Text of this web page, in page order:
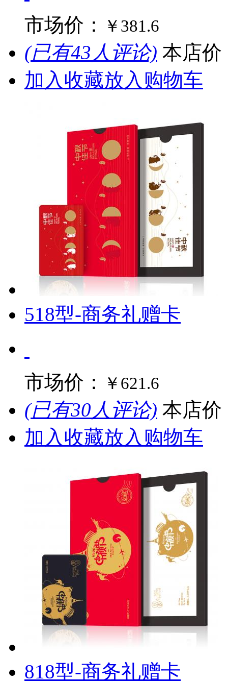
市场价： ￥381.6
(已有43人评论) 本店价
加入收藏放入购物车
518型-商务礼赠卡
市场价： ￥621.6
(已有30人评论) 本店价
加入收藏放入购物车
818型-商务礼赠卡